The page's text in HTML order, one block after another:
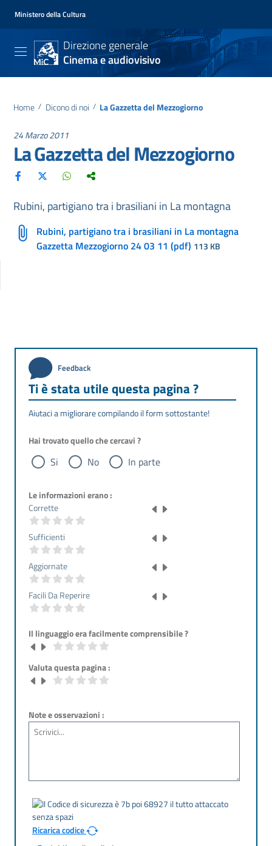
Ministero della Cultura
Direzione generale
Cinema e audiovisivo
Home / Dicono di noi / La Gazzetta del Mezzogiorno
24 Marzo 2011
La Gazzetta del Mezzogiorno
Rubini, partigiano tra i brasiliani in La montagna
Rubini, partigiano tra i brasiliani in La montagna
Gazzetta Mezzogiorno 24 03 11 (pdf) 113 KB
Feedback
Ti è stata utile questa pagina ?
Aiutaci a migliorare compilando il form sottostante!
Hai trovato quello che cercavi ?
Si No In parte
Le informazioni erano :
Corrette
Sufficienti
Aggiornate
Facili Da Reperire
Il linguaggio era facilmente comprensibile ?
Valuta questa pagina :
Note e osservazioni :
Ricarica codice